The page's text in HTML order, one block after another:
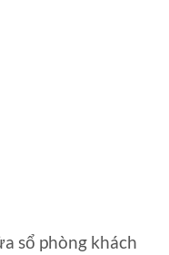
sổ phòng khách